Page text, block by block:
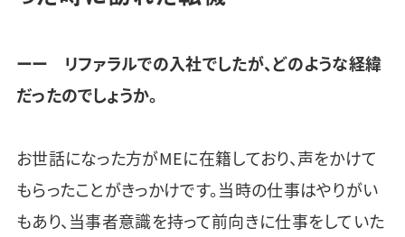
ーー リファラルでの入社でしたが、どのような経緯
だったのでしょうか。
お世話になった方がMEに在籍しており、声をかけて
もらったことがきっかけです。当時の仕事はやりがい
もあり、当事者意識を持って前向きに仕事をしていた